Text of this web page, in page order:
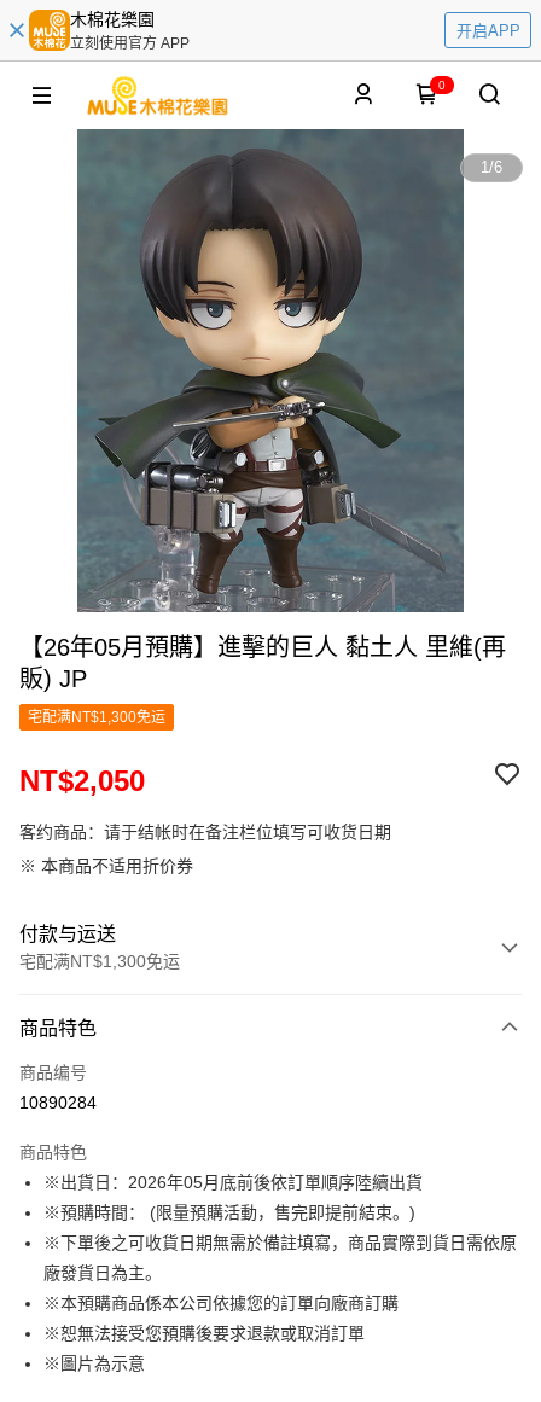
木棉花樂園
立刻使用官方 APP
开启APP
0
1/6
【26年05月預購】進擊的巨人 黏土人 里維(再
販) JP
宅配满NT$1,300免运
NT$2,050
客约商品：请于结帐时在备注栏位填写可收货日期
※ 本商品不适用折价券
付款与运送
宅配满NT$1,300免运
信用卡一次付款
LINE Pay
悠遊付
Google Pay
ATM付款
运送方式
預購訂單-宅配專用(🔺不同預購月份建議分開結帳，避免整筆訂單等
商品特色
商品编号
10890284
商品特色
※出貨日：2026年05月底前後依訂單順序陸續出貨
※預購時間： (限量預購活動，售完即提前結束。)
※下單後之可收貨日期無需於備註填寫，商品實際到貨日需依原
廠發貨日為主。
※本預購商品係本公司依據您的訂單向廠商訂購
※恕無法接受您預購後要求退款或取消訂單
※圖片為示意